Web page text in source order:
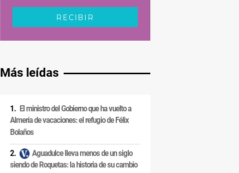
Más leídas
El ministro del Gobierno que ha vuelto a
Almería de vacaciones: el refugio de Félix
Bolaños
Aguadulce lleva menos de un siglo
siendo de Roquetas: la historia de su cambio